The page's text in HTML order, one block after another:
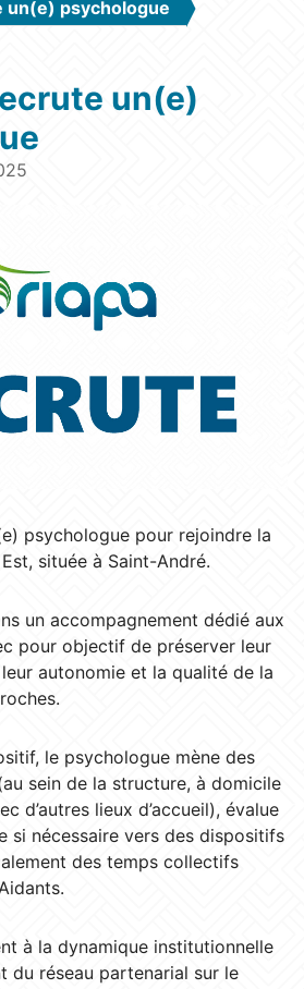
un(e) psychologue
un(e)
psychologue pour rejoindre la
située à Saint-André.
un accompagnement dédié aux
pour objectif de préserver leur
autonomie et la qualité de la
le psychologue mène des
sein de la structure, à domicile
d’autres lieux d’accueil), évalue
si nécessaire vers des dispositifs
des temps collectifs
à la dynamique institutionnelle
du réseau partenarial sur le